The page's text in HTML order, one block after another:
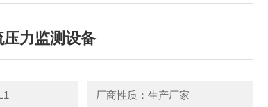
力监测设备
厂商性质：生产厂家